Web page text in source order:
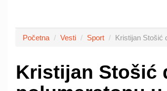
Početna Vesti Sport Kristijan Stošić
Kristijan Stošić